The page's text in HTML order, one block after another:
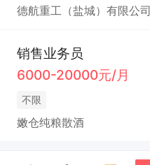
德航重工（盐城）有限公司
销售业务员
6000-20000元/月
不限
嫩仓纯粮散酒